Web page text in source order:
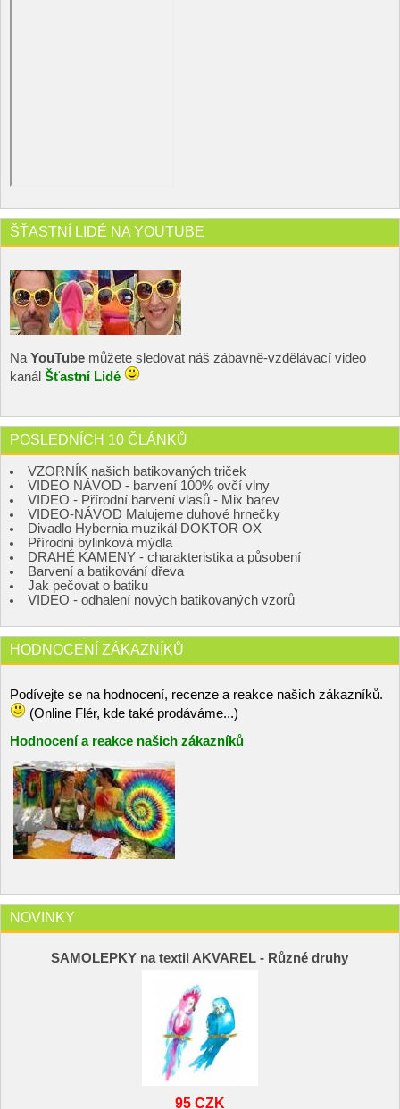
ŠŤASTNÍ LIDÉ NA YOUTUBE
Na YouTube můžete sledovat náš zábavně-vzdělávací video
kanál Šťastní Lidé
POSLEDNÍCH 10 ČLÁNKŮ
VZORNÍK našich batikovaných triček
VIDEO NÁVOD - barvení 100% ovčí vlny
VIDEO - Přírodní barvení vlasů - Mix barev
VIDEO-NÁVOD Malujeme duhové hrnečky
Divadlo Hybernia muzikál DOKTOR OX
Přírodní bylinková mýdla
DRAHÉ KAMENY - charakteristika a působení
Barvení a batikování dřeva
Jak pečovat o batiku
VIDEO - odhalení nových batikovaných vzorů
HODNOCENÍ ZÁKAZNÍKŮ
Podívejte se na hodnocení, recenze a reakce našich zákazníků.
(Online Flér, kde také prodáváme...)
Hodnocení a reakce našich zákazníků
NOVINKY
SAMOLEPKY na textil AKVAREL - Různé druhy
95 CZK